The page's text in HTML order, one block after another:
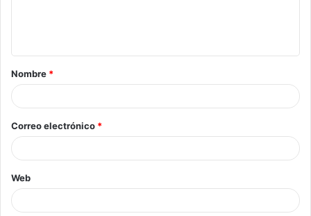
Nombre *
Correo electrónico *
Web